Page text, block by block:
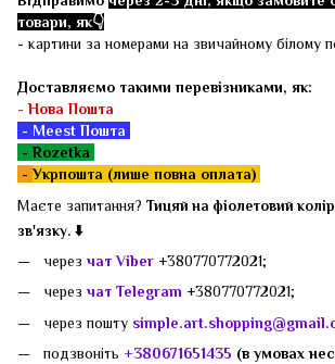
товари, як👇
- картини за номерами на звичайному білому
Доставляємо такими перевізниками, як:
-Нова Пошта
- Meest Пошта
- Rozetka
-Укрпошта (лише повна оплата)
Маєте запитання? Тицяй на фіолетовий
зв'язку. ⬇️
через чат Viber +380770772021;
через чат Telegram +380770772021;
через пошту
подзвоніть +380671651435 (в умовах